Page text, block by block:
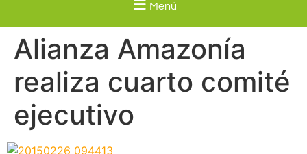
Menú
Alianza Amazonía
realiza cuarto comité
ejecutivo